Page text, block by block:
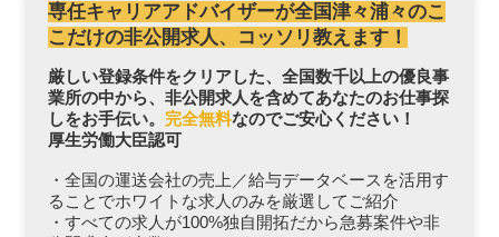
専任キャリアアドバイザーが全国津々浦々のこ
こだけの非公開求人、コッソリ教えます！
厳しい登録条件をクリアした、全国数千以上の優良事
業所の中から、非公開求人を含めてあなたのお仕事探
しをお手伝い。 完全無料なのでご安心ください！
厚生労働大臣認可
・全国の運送会社の売上／給与データベースを活用す
ることでホワイトな求人のみを厳選してご紹介
・すべての求人が100%独自開拓だから急募案件や非